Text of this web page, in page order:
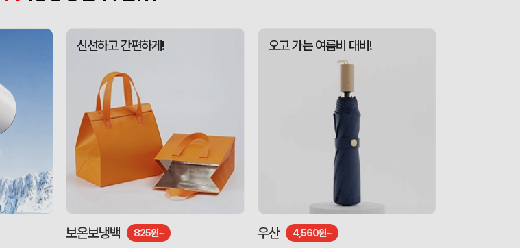
입체형떡메모_(도자기레인보우) 김현민 접수중
정OO 산출완료
울OO 120 산출완료
30 상품제안(웰컴키트제작) 산출완료
신선하고 간편하게!
보온보냉백 825원~
오고 가는 여름비 대비!
우산 4,560원~